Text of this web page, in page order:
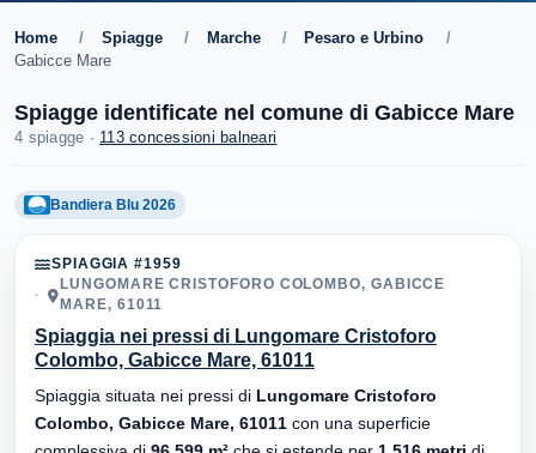
Home / Spiagge
Spiagge identificate nel comune di Gabicce Mare
4 spiagge ·113 concessioni balneari
SPIAGGIA #1959
LUNGOMARE CRISTOFORO COLOMBO, GABICCE
MARE, 61011
Spiaggia nei pressi di Lungomare Cristoforo
Colombo, Gabicce Mare, 61011
Spiaggia situata nei pressi di Lungomare Cristoforo
Colombo, Gabicce Mare, 61011 con una superficie